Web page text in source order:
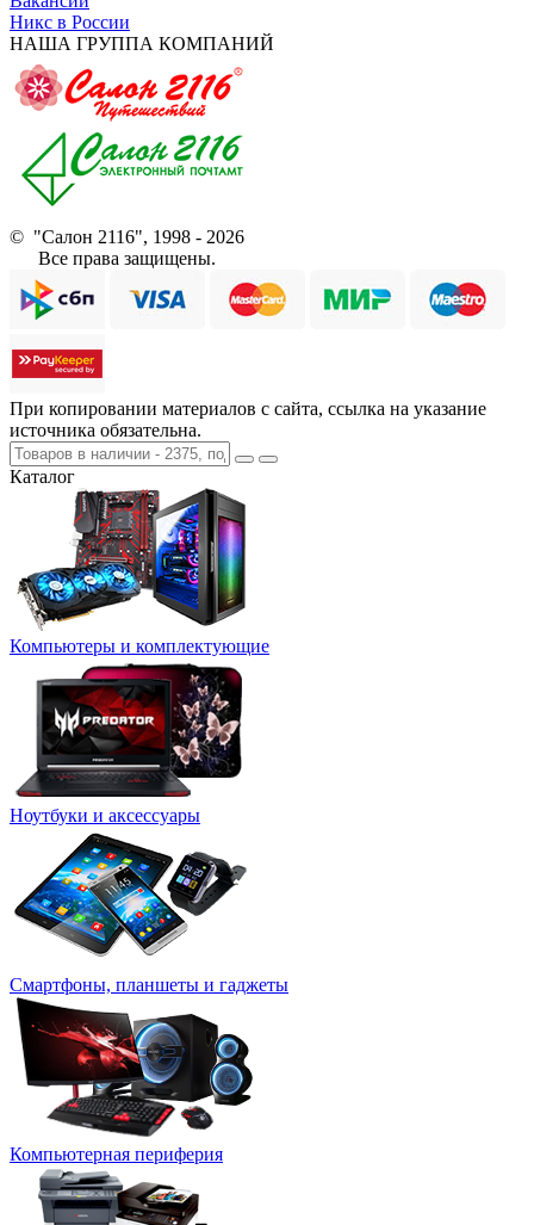
Никс в России
НАША ГРУППА КОМПАНИЙ
© "Салон 2116", 1998 - 2026
Все права защищены.
При копировании материалов с сайта, ссылка на указание
источника обязательна.
Каталог
Компьютеры и комплектующие
Ноутбуки и аксессуары
Смартфоны, планшеты и гаджеты
Компьютерная периферия